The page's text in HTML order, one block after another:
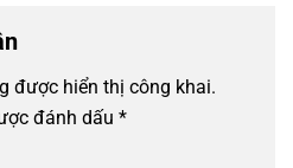
được hiển thị công khai.
đánh dấu *